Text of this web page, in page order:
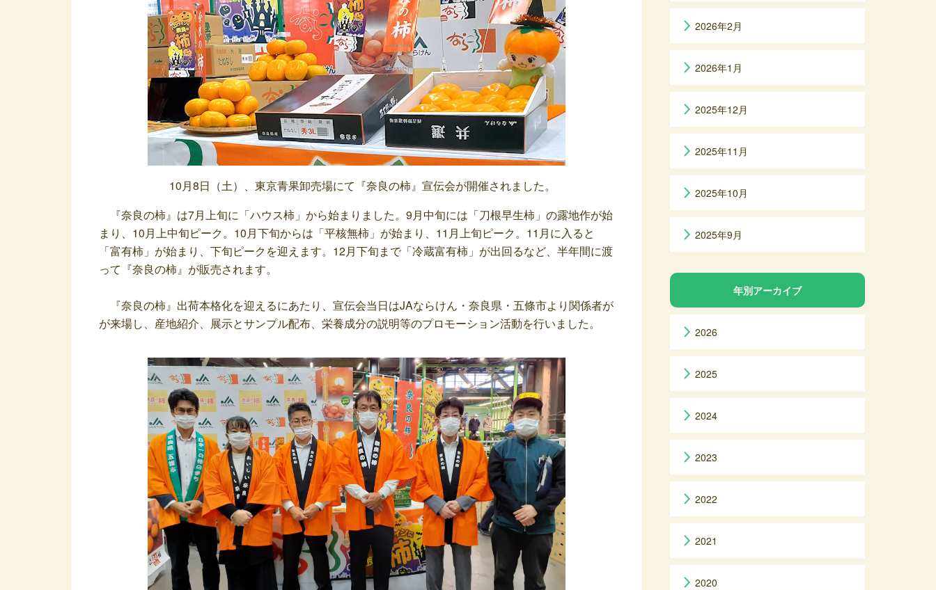
10月8日（土）、東京青果卸売場にて『奈良の柿』宣伝会が開催されました。
『奈良の柿』は7月上旬に「ハウス柿」から始まりました。9月中旬には「刀根早生柿」の露地作が始
まり、10月上中旬ピーク。10月下旬からは「平核無柿」が始まり、11月上旬ピーク。11月に入ると
「富有柿」が始まり、下旬ピークを迎えます。12月下旬まで「冷蔵富有柿」が出回るなど、半年間に渡
って『奈良の柿』が販売されます。
『奈良の柿』出荷本格化を迎えるにあたり、宣伝会当日はJAならけん・奈良県・五條市より関係者が
が来場し、産地紹介、展示とサンプル配布、栄養成分の説明等のプロモーション活動を行いました。
2026年2月
2026年1月
2025年12月
2025年11月
2025年10月
2025年9月
年別アーカイブ
2026
2025
2024
2023
2022
2021
2020